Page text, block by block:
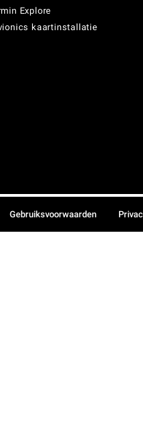
Explore
kaartinstallatie
Gebruiksvoorwaarden